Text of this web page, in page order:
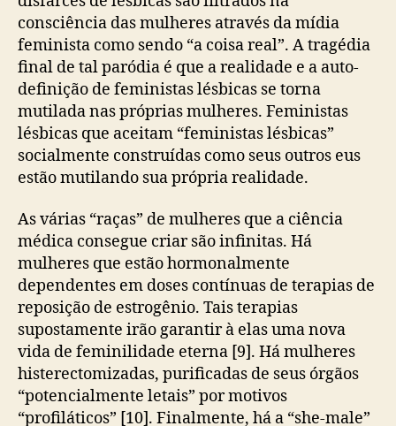
consciência das mulheres através da mídia
feminista como sendo “a coisa real”. A tragédia
final de tal paródia é que a realidade e a auto-
definição de feministas lésbicas se torna
mutilada nas próprias mulheres. Feministas
lésbicas que aceitam “feministas lésbicas”
socialmente construídas como seus outros eus
estão mutilando sua própria realidade.
As várias “raças” de mulheres que a ciência
médica consegue criar são infinitas. Há
mulheres que estão hormonalmente
dependentes em doses contínuas de terapias de
reposição de estrogênio. Tais terapias
supostamente irão garantir à elas uma nova
vida de feminilidade eterna [9]. Há mulheres
histerectomizadas, purificadas de seus órgãos
“potencialmente letais” por motivos
“profiláticos” [10]. Finalmente, há a “she-male”